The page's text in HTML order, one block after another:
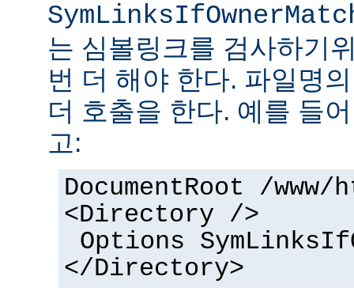
는 심볼링크를 검사하기
번 더 해야 한다. 파일명
더 호출을 한다. 예를 들
고:
DocumentRoot /www/
<Directory />
Options
</Directory>